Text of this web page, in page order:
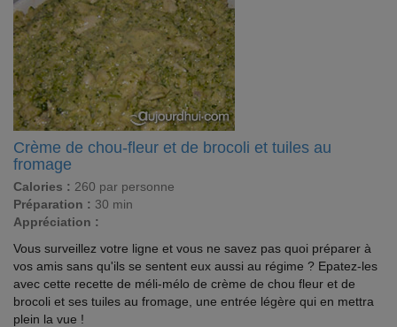
Crème de chou-fleur et de brocoli et tuiles au
fromage
Calories : 260 par personne
Préparation : 30 min
Appréciation :
Vous surveillez votre ligne et vous ne savez pas quoi préparer à
vos amis sans qu'ils se sentent eux aussi au régime ? Epatez-les
avec cette recette de méli-mélo de crème de chou fleur et de
brocoli et ses tuiles au fromage, une entrée légère qui en mettra
plein la vue !